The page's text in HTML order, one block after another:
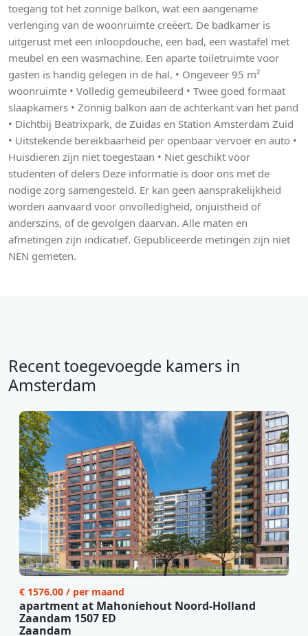
toegang tot het zonnige balkon, wat een aangename
verlenging van de woonruimte creëert. De badkamer is
uitgerust met een inloopdouche, een bad, een wastafel met
meubel en een wasmachine. Een aparte toiletruimte voor
gasten is handig gelegen in de hal. • Ongeveer 95 m²
woonruimte • Volledig gemeubileerd • Twee goed formaat
slaapkamers • Zonnig balkon aan de achterkant van het pand
• Dichtbij Beatrixpark, de Zuidas en Station Amsterdam Zuid
• Uitstekende bereikbaarheid per openbaar vervoer en auto •
Huisdieren zijn niet toegestaan • Niet geschikt voor
studenten of delers Deze informatie is door ons met de
nodige zorg samengesteld. Er kan geen aansprakelijkheid
worden aanvaard voor onvolledigheid, onjuistheid of
anderszins, of de gevolgen daarvan. Alle maten en
afmetingen zijn indicatief. Gepubliceerde metingen zijn niet
NEN gemeten.
Recent toegevoegde kamers in
Amsterdam
€ 1576.00 / per maand
apartment at Mahoniehout Noord-Holland
Zaandam 1507 ED
Zaandam